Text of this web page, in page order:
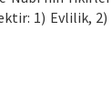
1) Evlilik, 2)